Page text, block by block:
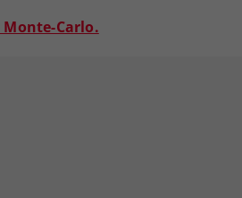
Monte-Carlo.